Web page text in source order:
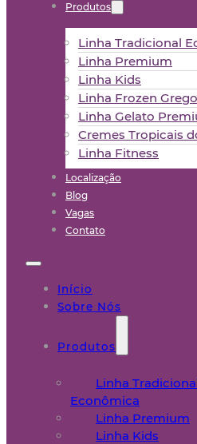
Produtos
Linha Tradicional
Linha Premium
Linha Kids
Linha Frozen Grego
Linha Gelato
Cremes Tropicais
Linha Fitness
Localização
Blog
Vagas
Contato
Início
Sobre Nós
Produtos
Linha
Econômica
Linha Premium
Linha Kids